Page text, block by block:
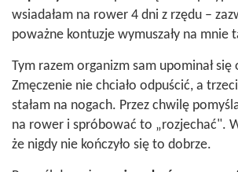
wsiadałam na rower 4 dni z rzędu –
poważne kontuzje wymuszały na mnie
Tym razem organizm sam upominał się
Zmęczenie nie chciało odpuścić, a
stałam na nogach. Przez chwilę
na rower i spróbować to „rozjechać".
że nigdy nie kończyło się to dobrze.